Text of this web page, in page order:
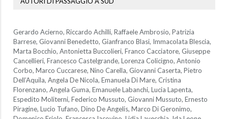
Gerardo Acierno, Riccardo Achilli, Raffaele Ambrosio, Patrizia
Barrese, Giovanni Benedetto, Gianfranco Blasi, Immacolata Blescia,
Marta Bocchio, Antonietta Buccolieri, Franco Cacciatore, Giuseppe
Cancellieri, Francesco Castelgrande, Lorenza Colicigno, Antonio
Corbo, Marco Cuccarese, Nino Carella, Giovanni Caserta, Pietro
Dell’Aquila, Angela De Nicola, Emanuela Di Mare, Cristina
Florenzano, Angela Guma, Emanuele Labanchi, Lucia Lapenta,
Espedito Moliterni, Federico Mussuto, Giovanni Mussuto, Ernesto
Piragine, Lucio Tufano, Dino De Angelis, Marco Di Geronimo,